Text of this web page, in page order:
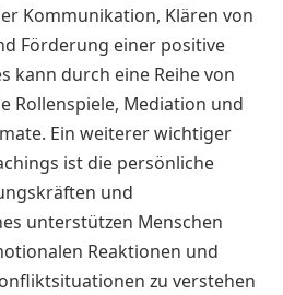
Kommunikation, Klären von
Förderung einer positive
kann durch eine Reihe von
Rollenspiele, Mediation und
Ein weiterer wichtiger
ist die persönliche
und
unterstützen Menschen
Reaktionen und
zu verstehen